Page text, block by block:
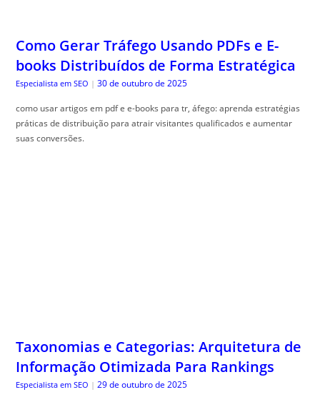
Como Gerar Tráfego Usando PDFs e E-
books Distribuídos de Forma Estratégica
Especialista em SEO | 30 de outubro de 2025
como usar artigos em pdf e e-books para tr, áfego: aprenda estratégias
práticas de distribuição para atrair visitantes qualificados e aumentar
suas conversões.
Taxonomias e Categorias: Arquitetura de
Informação Otimizada Para Rankings
Especialista em SEO | 29 de outubro de 2025